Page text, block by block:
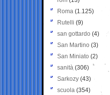
Roma (1.125)
Rutelli (9)
san gottardo (4)
San Martino (3)
San Miniato (2)
sanità (306)
Sarkozy (43)
scuola (354)